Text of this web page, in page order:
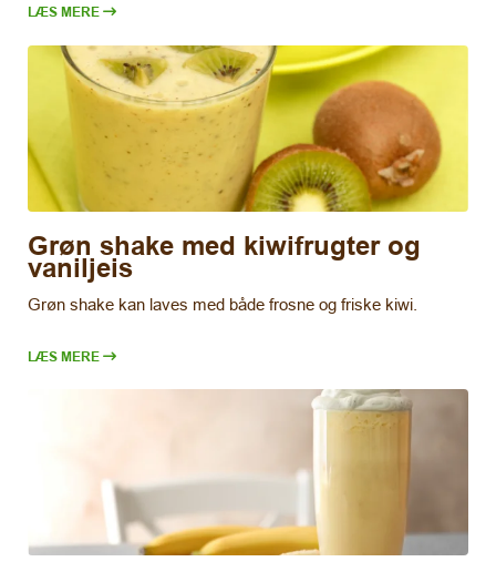
LÆS MERE
Grøn shake med kiwifrugter og
vaniljeis
Grøn shake kan laves med både frosne og friske kiwi.
LÆS MERE